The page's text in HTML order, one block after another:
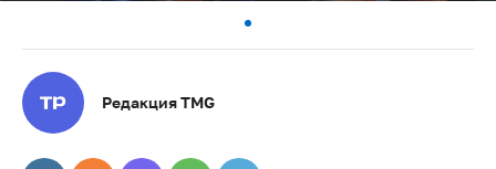
Редакция TMG